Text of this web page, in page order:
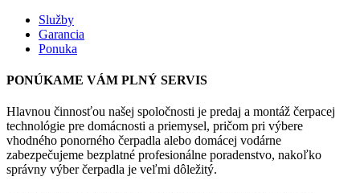
Služby
Garancia
Ponuka
PONÚKAME VÁM PLNÝ SERVIS
Hlavnou činnosťou našej spoločnosti je predaj a montáž čerpacej
technológie pre domácnosti a priemysel, pričom pri výbere
vhodného ponorného čerpadla alebo domácej vodárne
zabezpečujeme bezplatné profesionálne poradenstvo, nakoľko
správny výber čerpadla je veľmi dôležitý.